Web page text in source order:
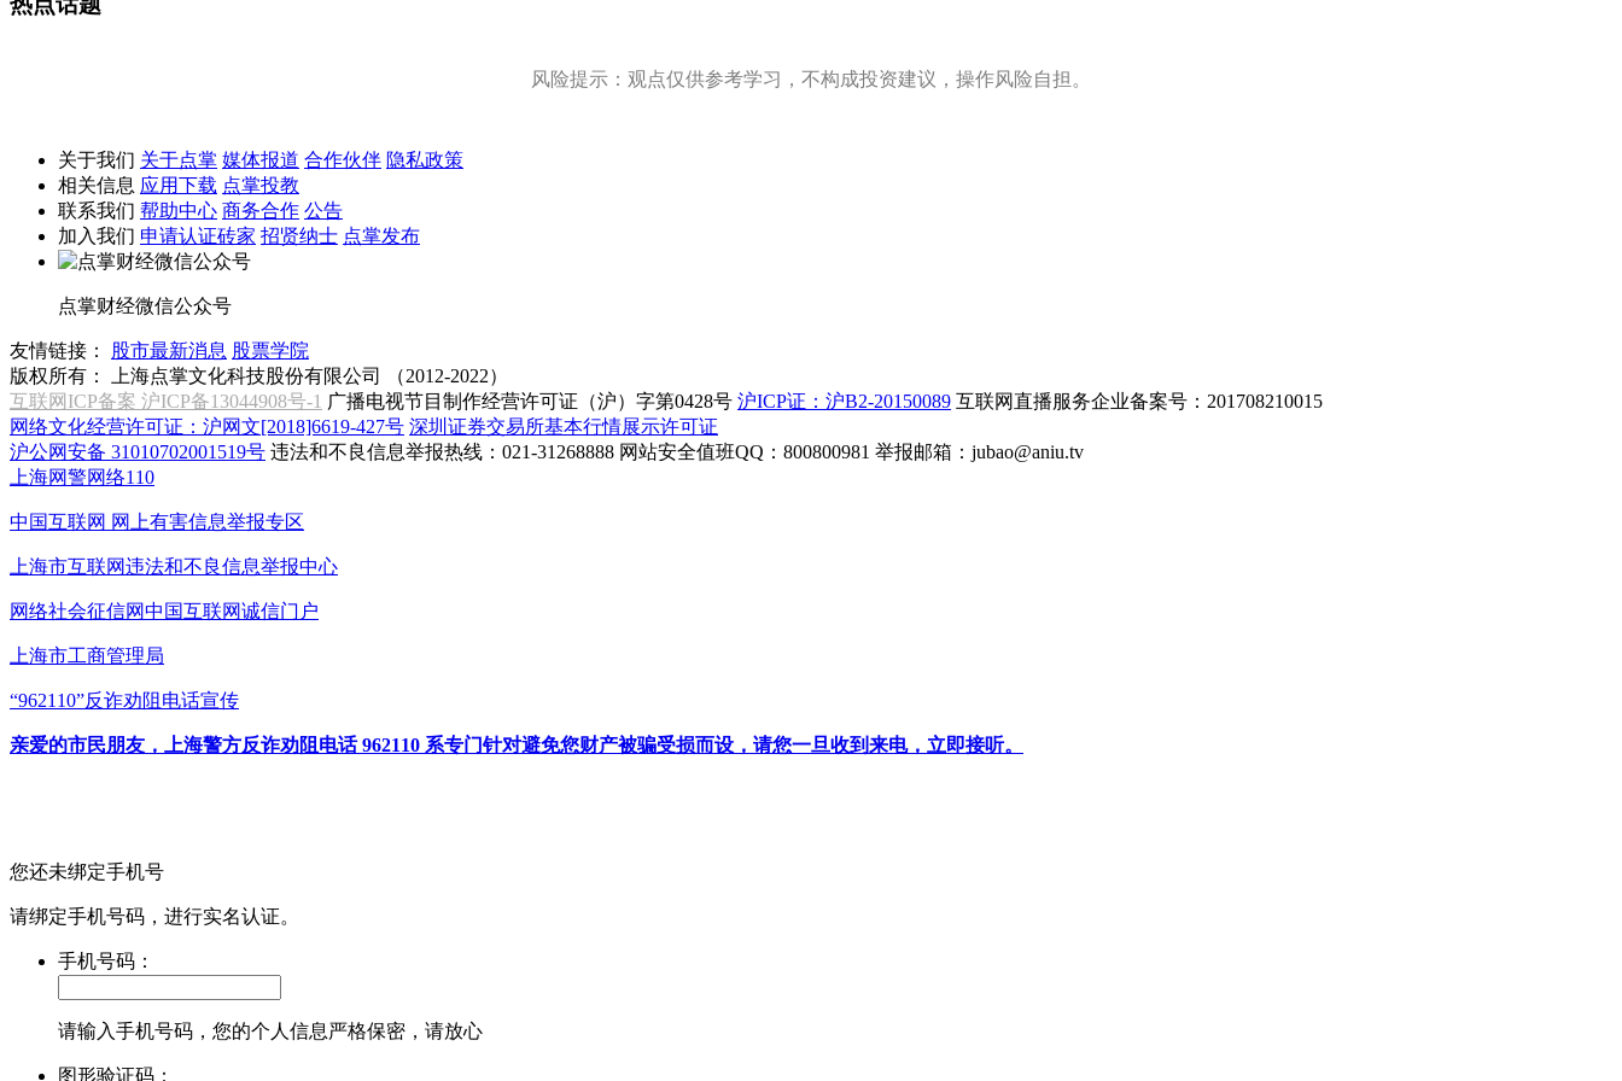
风险提示：观点仅供参考学习，不构成投资建议，操作风险自担。
关于我们 关于点掌 媒体报道 合作伙伴 隐私政策
相关信息 应用下载 点掌投教
联系我们 帮助中心 商务合作 公告
加入我们 申请认证砖家 招贤纳士 点掌发布
点掌财经微信公众号
友情链接： 股市最新消息 股票学院
版权所有：
上海点掌文化科技股份有限公司 （2012-2022）
互联网ICP备案 沪ICP备13044908号-1 广播电视节目制作经营许可证（沪）字第0428号 沪ICP证：沪B2-20150089 互联网直播服务企业备案号：201708210015
网络文化经营许可证：沪网文[2018]6619-427号 深圳证券交易所基本行情展示许可证
沪公网安备 31010702001519号 违法和不良信息举报热线：021-31268888 网站安全值班QQ：800800981 举报邮箱： jubao@aniu.tv
上海网警网络110
中国互联网 网上有害信息举报专区
上海市互联网违法和不良信息举报中心
网络社会征信网中国互联网诚信门户
上海市工商管理局
“962110”反诈劝阻电话宣传
亲爱的市民朋友，上海警方反诈劝阻电话 962110 系专门针对避免您财产被骗受损而设，请您一旦收到来电，立即接听。
您还未绑定手机号
请绑定手机号码，进行实名认证。
手机号码：
请输入手机号码，您的个人信息严格保密，请放心
图形验证码：